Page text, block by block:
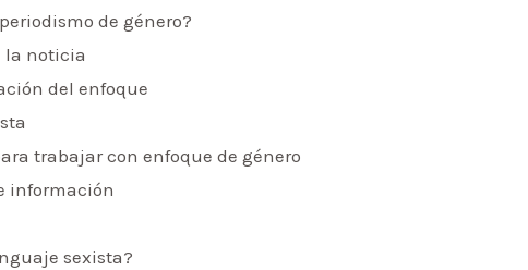
de género?
la noticia
del enfoque
trabajar con enfoque de género
información
sexista?